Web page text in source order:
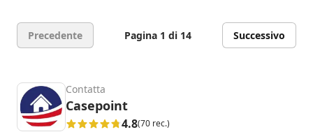
Precedente Pagina 1 di 14 Successivo
Contatta
Casepoint
4.8(70 rec.)